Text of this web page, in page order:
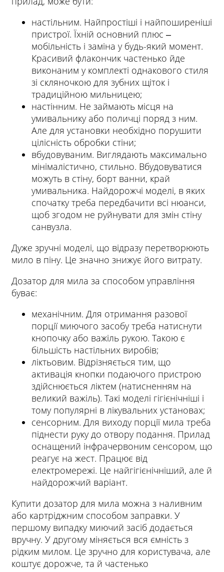
настільним. Найпростіші і найпоширеніші
пристрої. Їхній основний плюс ‒
мобільність і заміна у будь-який момент.
Красивий флакончик частенько йде
виконаним у комплекті однакового стиля
зі скляночкою для зубних щіток і
традиційною мильницею;
настінним. Не займають місця на
умивальнику або поличці поряд з ним.
Але для установки необхідно порушити
цілісність обробки стіни;
вбудовуваним. Виглядають максимально
мінімалістично, стильно. Вбудовуватися
можуть в стіну, борт ванни, край
умивальника. Найдорожчі моделі, в яких
спочатку треба передбачити всі нюанси,
щоб згодом не руйнувати для змін стіну
санвузла.
Дуже зручні моделі, що відразу перетворюють
мило в піну. Це значно знижує його витрату.
Дозатор для мила за способом управління
буває:
механічним. Для отримання разової
порції миючого засобу треба натиснути
кнопочку або важіль рукою. Такою є
більшість настільних виробів;
ліктьовим. Відрізняється тим, що
активація кнопки подаючого пристрою
здійснюється ліктем (натисненням на
великий важіль). Такі моделі гігієнічніші і
тому популярні в лікувальних установах;
сенсорним. Для виходу порції мила треба
піднести руку до отвору подання. Прилад
оснащений інфрачервоним сенсором, що
реагує на жест. Працює від
електромережі. Це найгігієнічніший, але й
найдорожчий варіант.
Купити дозатор для мила можна з наливним
або картріджним способом заправки. У
першому випадку миючий засіб додається
вручну. У другому міняється вся ємність з
рідким милом. Це зручно для користувача, але
коштує дорожче, та й частенько